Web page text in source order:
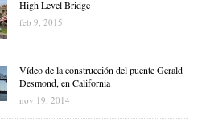
High Level Bridge
feb 9, 2015
Vídeo de la construcción del puente Gerald
Desmond, en California
nov 19, 2014